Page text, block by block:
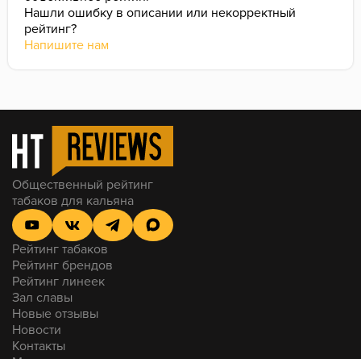
Нашли ошибку в описании или некорректный
рейтинг?
Напишите нам
Общественный рейтинг
табаков для кальяна
Рейтинг табаков
Рейтинг брендов
Рейтинг линеек
Зал славы
Новые отзывы
Новости
Контакты